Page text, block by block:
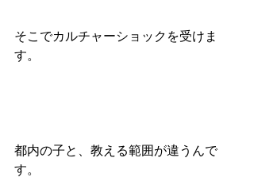
そこでカルチャーショックを受けま
す。
都内の子と、教える範囲が違うんで
す。